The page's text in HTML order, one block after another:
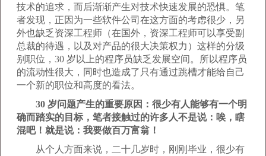
技术的追求，而后渐渐产生对技术快速发展的恐惧。笔
者发现，正因为一些软件公司在这方面的考虑很少，另
外也缺乏资深工程师（在国外，资深工程师可以享受副
总裁的待遇，以及对产品的很大决策权力）这样的分级
别职位，30 岁以上的程序员缺乏发展空间。所以程序员
的流动性很大，同时也造成了只有通过跳槽才能给自己
一个新的职位和高度的看法。
30 岁问题产生的重要原因：很少有人能够有一个明
确而踏实的目标，笔者接触过的许多人不是说：唉，瞎
混吧！就是说：我要做百万富翁！
从个人方面来说，二十几岁时，刚刚毕业，很少有